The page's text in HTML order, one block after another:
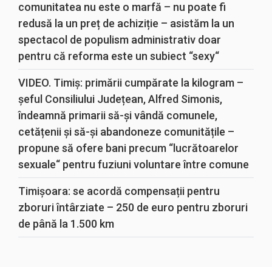
comunitatea nu este o marfă – nu poate fi
redusă la un preț de achiziție – asistăm la un
spectacol de populism administrativ doar
pentru că reforma este un subiect “sexy“
VIDEO. Timiș: primării cumpărate la kilogram –
șeful Consiliului Județean, Alfred Simonis,
îndeamnă primarii să-și vândă comunele,
cetățenii și să-și abandoneze comunitățile –
propune să ofere bani precum “lucrătoarelor
sexuale“ pentru fuziuni voluntare între comune
Timișoara: se acordă compensații pentru
zboruri întârziate – 250 de euro pentru zboruri
de până la 1.500 km